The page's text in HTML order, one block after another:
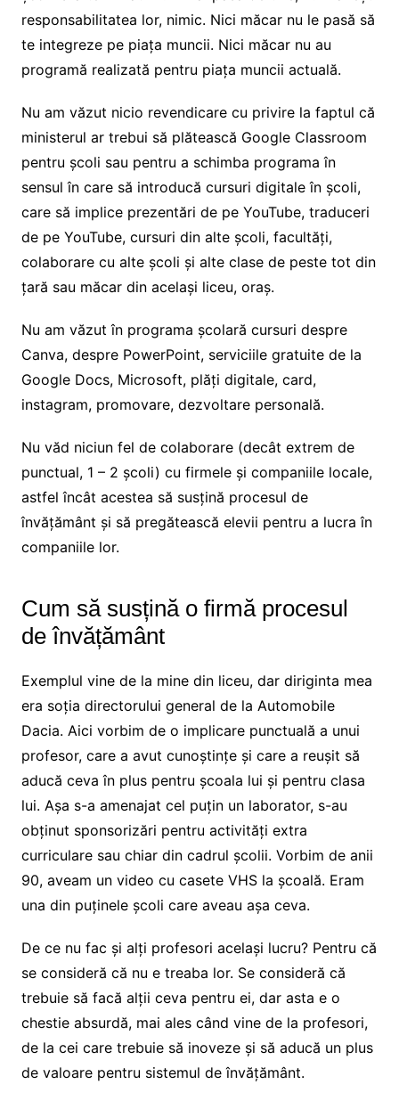
responsabilitatea lor, nimic. Nici măcar nu le pasă să
te integreze pe piața muncii. Nici măcar nu au
programă realizată pentru piața muncii actuală.
Nu am văzut nicio revendicare cu privire la faptul că
ministerul ar trebui să plătească Google Classroom
pentru școli sau pentru a schimba programa în
sensul în care să introducă cursuri digitale în școli,
care să implice prezentări de pe YouTube, traduceri
de pe YouTube, cursuri din alte școli, facultăți,
colaborare cu alte școli și alte clase de peste tot din
țară sau măcar din același liceu, oraș.
Nu am văzut în programa școlară cursuri despre
Canva, despre PowerPoint, serviciile gratuite de la
Google Docs, Microsoft, plăți digitale, card,
instagram, promovare, dezvoltare personală.
Nu văd niciun fel de colaborare (decât extrem de
punctual, 1 – 2 școli) cu firmele și companiile locale,
astfel încât acestea să susțină procesul de
învățământ și să pregătească elevii pentru a lucra în
companiile lor.
Cum să susțină o firmă procesul
de învățământ
Exemplul vine de la mine din liceu, dar diriginta mea
era soția directorului general de la Automobile
Dacia. Aici vorbim de o implicare punctuală a unui
profesor, care a avut cunoștințe și care a reușit să
aducă ceva în plus pentru școala lui și pentru clasa
lui. Așa s-a amenajat cel puțin un laborator, s-au
obținut sponsorizări pentru activități extra
curriculare sau chiar din cadrul școlii. Vorbim de anii
90, aveam un video cu casete VHS la școală. Eram
una din puținele școli care aveau așa ceva.
De ce nu fac și alți profesori același lucru? Pentru că
se consideră că nu e treaba lor. Se consideră că
trebuie să facă alții ceva pentru ei, dar asta e o
chestie absurdă, mai ales când vine de la profesori,
de la cei care trebuie să inoveze și să aducă un plus
de valoare pentru sistemul de învățământ.